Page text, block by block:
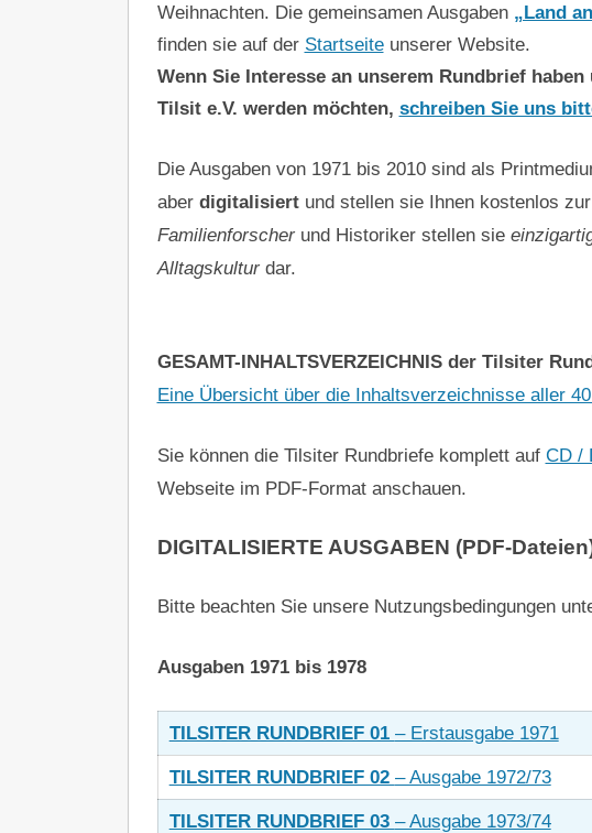
Weihnachten. Die gemeinsamen Ausgaben „Land
finden sie auf der Startseiteunserer Website.
Wenn Sie Interesse an unserem Rundbrief
Tilsit e.V. werden möchten, schreiben Sie uns
Die Ausgaben von 1971 bis 2010 sind als
aber digitalisiertund stellen sie Ihnen kostenlos
Familienforscherund Historiker stellen sie
Alltagskulturdar.
GESAMT-INHALTSVERZEICHNIS der Tilsiter
Eine Übersicht über die Inhaltsverzeichnisse aller
Sie können die Tilsiter Rundbriefe komplett auf CD /
Webseite im PDF-Format anschauen.
DIGITALISIERTE AUSGABEN (PDF-
Bitte beachten Sie unsere Nutzungsbedingungen
Ausgaben 1971 bis 1978
TILSITER RUNDBRIEF 01 – Erstausgabe 1971
TILSITER RUNDBRIEF 02 – Ausgabe 1972/73
TILSITER RUNDBRIEF 03 – Ausgabe 1973/74